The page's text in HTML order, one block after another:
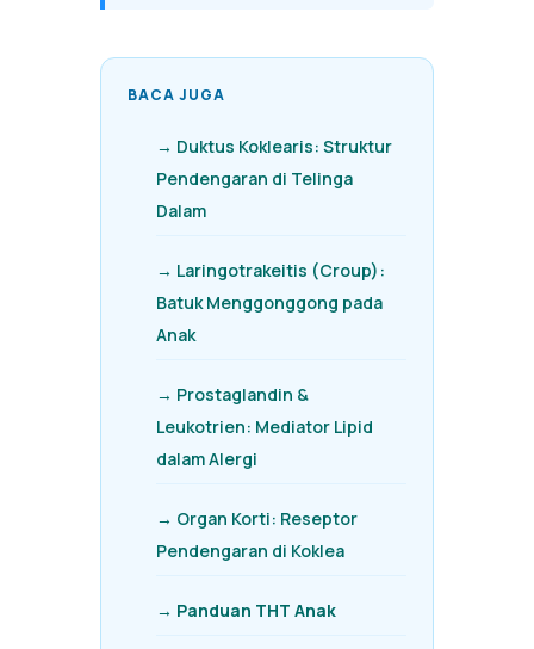
BACA JUGA
→ Duktus Koklearis: Struktur
Pendengaran di Telinga
Dalam
→ Laringotrakeitis (Croup):
Batuk Menggonggong pada
Anak
→ Prostaglandin &
Leukotrien: Mediator Lipid
dalam Alergi
→ Organ Korti: Reseptor
Pendengaran di Koklea
→ Panduan THT Anak